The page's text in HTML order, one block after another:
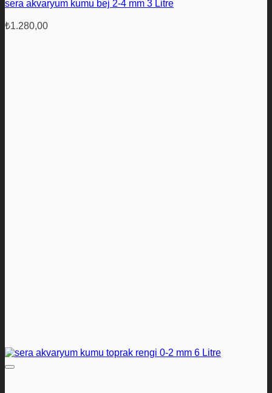
sera akvaryum kumu bej 2-4 mm 3 Litre
₺1.280,00